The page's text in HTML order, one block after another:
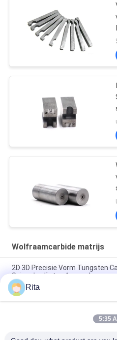
Wolfraamcarbide matrijs
2D 3D Precisie Vorm Tungsten
Spiegel polijsten Aanpasbaar
Vierkante de Stempelmatrijs
van het Wolframcarbide
VA80,ST7,KG5,KG6
Rita
5:35